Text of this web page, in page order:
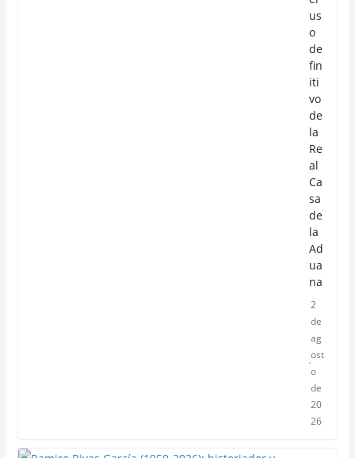
us
o
de
fin
iti
vo
de
la
Re
al
Ca
sa
de
la
Ad
ua
na
2
de
ag
ost
o
de
20
26